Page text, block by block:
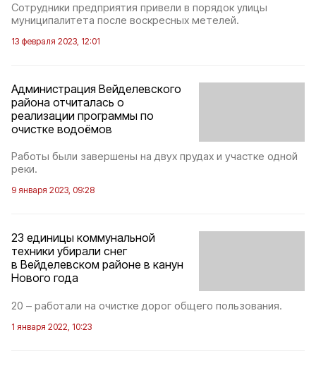
Сотрудники предприятия привели в порядок улицы
муниципалитета после воскресных метелей.
13 февраля 2023, 12:01
Администрация Вейделевского
района отчиталась о
реализации программы по
очистке водоёмов
Работы были завершены на двух прудах и участке одной
реки.
9 января 2023, 09:28
23 единицы коммунальной
техники убирали снег
в Вейделевском районе в канун
Нового года
20 – работали на очистке дорог общего пользования.
1 января 2022, 10:23